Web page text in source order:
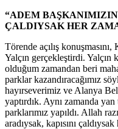
“ADEM
ÇALDIYSAK HER
Törende açılış
Yalçın gerçekleştirdi. Yalçın
olduğum zamandan beri
parklar kazandıracağımız
hayırseverimiz ve Alanya
yaptırdık. Aynı zamanda
parklarımız yapıldı. Allah
aradıysak, kapısını